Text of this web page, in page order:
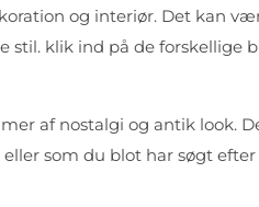
og interiør. Det kan
klik ind på de forskellige
af nostalgi og antik look.
som du blot har søgt efter